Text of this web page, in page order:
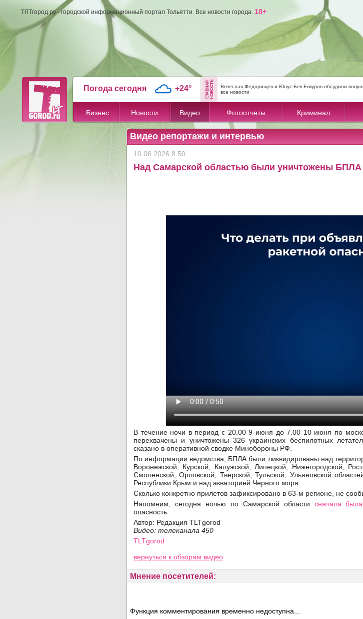
ТЛТгород.ру - городской информационный портал Тольятти. Все новости города. 18+
Погода сегодня +24°
Вячеслав Федорищев и Юнус-Бек Евкуров обсудили
все новости
Бизнес Новости Видео Фотоотчеты Криминал
Видео репортажи и интервью
10.06.2026 8:50
Над Самарской областью были уничтожены БПЛА
В течение ночи в период с 20.00 9 июня до 7.00 10 июня по
перехвачены и уничтожены 326 украинских беспилотных
сказано в оперативной сводке Минобороны РФ.
По информации ведомства, БПЛА были ликвидированы над
Воронежской, Курской, Калужской, Липецкой, Нижегородской,
Смоленской, Орловской, Тверской, Тульской, Ульяновской
Республики Крым и над акваторией Черного моря.
Сколько конкретно прилетов зафиксировано в 63-м регионе, не
Напомним, сегодня ночью по Самарской области сначала
опасность.
Автор: Редакция TLTgorod
Видео: телеканала 450
TLTgorod
вернуться к обзорам видео
Мнение посетителей:
Функция комментирования временно недоступна...